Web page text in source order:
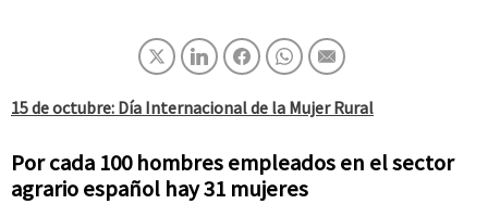
15 de octubre: Día Internacional de la Mujer Rural
Por cada 100 hombres empleados en el sector
agrario español hay 31 mujeres